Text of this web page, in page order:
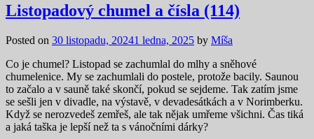
Listopadový chumel a čísla (114)
Posted on 30 listopadu, 20241 ledna, 2025 by Míša
Co je chumel? Listopad se zachumlal do mlhy a sněhové
chumelenice. My se zachumlali do postele, protože bacily. Saunou
to začalo a v sauně také skončí, pokud se sejdeme. Tak zatím jsme
se sešli jen v divadle, na výstavě, v devadesátkách a v Norimberku.
Když se nerozvedeš zemřeš, ale tak nějak umřeme všichni. Čas tiká
a jaká taška je lepší než ta s vánočními dárky?